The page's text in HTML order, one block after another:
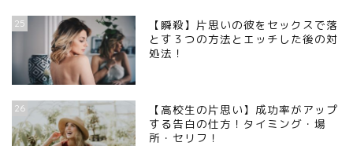
25
【瞬殺】片思いの彼をセックスで落
とす３つの方法とエッチした後の対
処法！
26
【高校生の片思い】成功率がアップ
する告白の仕方！タイミング・場
所・セリフ！